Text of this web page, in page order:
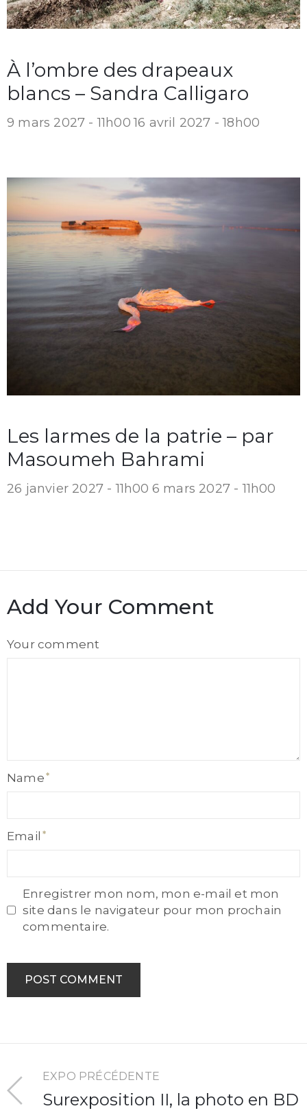
À l’ombre des drapeaux
blancs – Sandra Calligaro
9 mars 2027 - 11h00 16 avril 2027 - 18h00
Les larmes de la patrie – par
Masoumeh Bahrami
26 janvier 2027 - 11h00 6 mars 2027 - 11h00
Add Your Comment
Your comment
Name
Email
Enregistrer mon nom, mon e-mail et mon
site dans le navigateur pour mon prochain
commentaire.
EXPO PRÉCÉDENTE
Surexposition II, la photo en BD